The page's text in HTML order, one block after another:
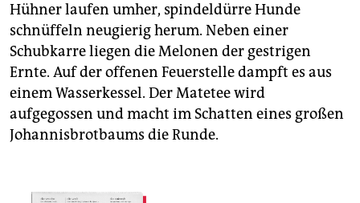
Hühner laufen umher, spindeldürre Hunde
schnüffeln neugierig herum. Neben einer
Schubkarre liegen die Melonen der gestrigen
Ernte. Auf der offenen Feuerstelle dampft es aus
einem Wasserkessel. Der Matetee wird
aufgegossen und macht im Schatten eines großen
Johannisbrotbaums die Runde.